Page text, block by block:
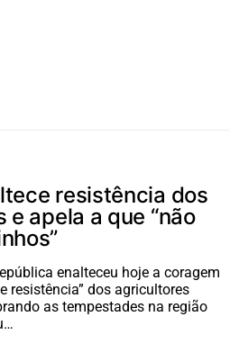
resistência dos
apela a que “não
enalteceu hoje a coragem
resistência” dos agricultores
as tempestades na região